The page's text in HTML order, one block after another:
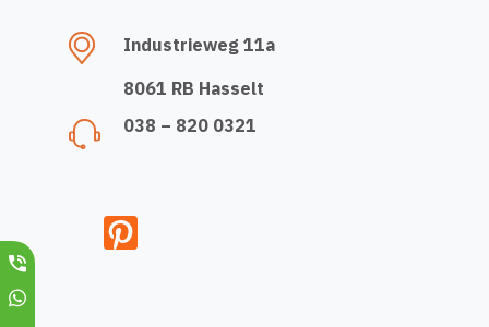
Industrieweg 11a
8061 RB Hasselt
038 – 820 0321